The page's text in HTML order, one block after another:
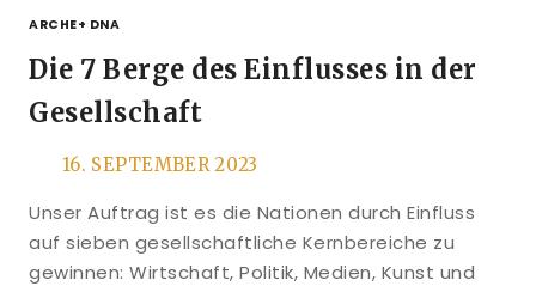
ARCHE+ DNA
Die 7 Berge des Einflusses in der
Gesellschaft
16. SEPTEMBER 2023
Unser Auftrag ist es die Nationen durch Einfluss
auf sieben gesellschaftliche Kernbereiche zu
gewinnen: Wirtschaft, Politik, Medien, Kunst und